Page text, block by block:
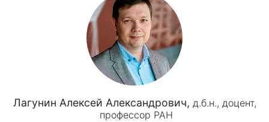
Лагунин Алексей Александрович,д.б.н.,доцент,
профессор РАН